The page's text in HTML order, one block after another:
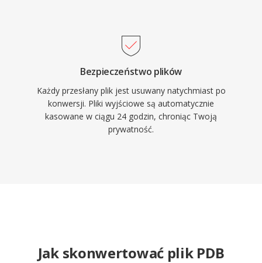
Bezpieczeństwo plików
Każdy przesłany plik jest usuwany natychmiast po
konwersji. Pliki wyjściowe są automatycznie
kasowane w ciągu 24 godzin, chroniąc Twoją
prywatność.
Jak skonwertować plik PDB